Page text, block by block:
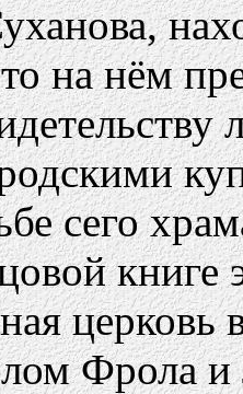
на нём
сего
книге
церковь
Фрола и